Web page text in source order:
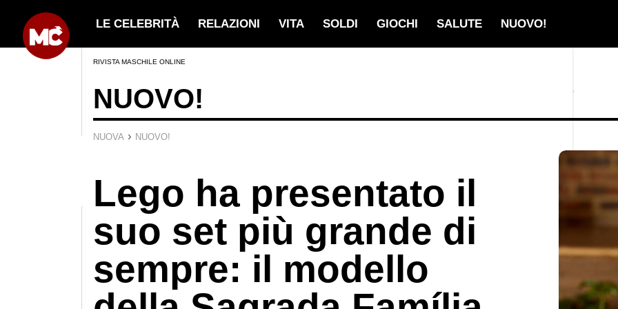
LE CELEBRITÀ RELAZIONI VITA SOLDI GIOCHI SALUTE NUOVO!
RIVISTA MASCHILE ONLINE
NUOVO!
NUOVA › NUOVO!
Lego ha presentato il
suo set più grande di
sempre: il modello